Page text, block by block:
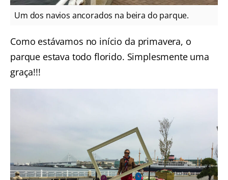
Um dos navios ancorados na beira do parque.
Como estávamos no início da primavera, o
parque estava todo florido. Simplesmente uma
graça!!!